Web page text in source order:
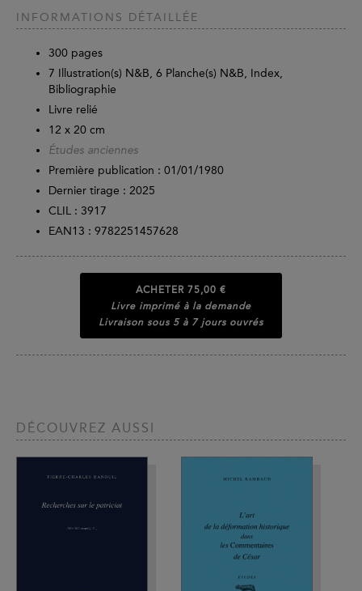
INFORMATIONS DÉTAILLÉE
300 pages
7 Illustration(s) N&B, 6 Planche(s) N&B, Index,
Bibliographie
Livre relié
12 x 20 cm
Études anciennes
Première publication : 01/01/1980
Dernier tirage : 2025
CLIL : 3917
EAN13 : 9782251457628
ACHETER 75,00 €
Livre imprimé à la demande
Livraison sous 5 à 7 jours ouvrés
DÉCOUVREZ AUSSI